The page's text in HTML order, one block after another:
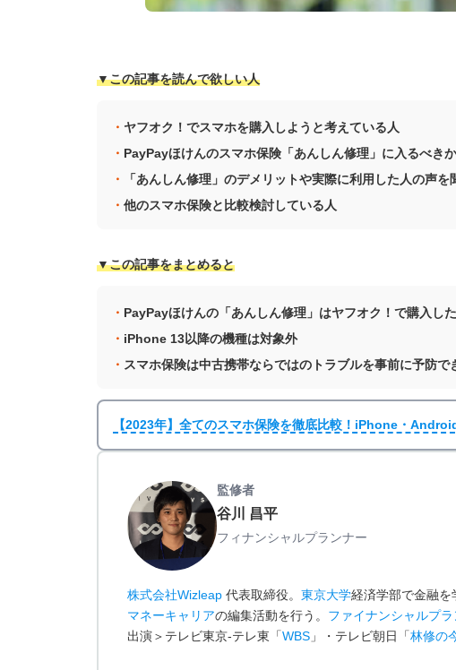
▼この記事を読んで欲しい人
ヤフオク！でスマホを購入しようと考えている人
PayPayほけんのスマホ保険「あんしん修理」に入るべき
「あんしん修理」のデメリットや実際に利用した人の声を
他のスマホ保険と比較検討している人
▼この記事をまとめると
PayPayほけんの「あんしん修理」はヤフオク！で購入し
iPhone 13以降の機種は対象外
スマホ保険は中古携帯ならではのトラブルを事前に予防で
【2023年】全てのスマホ保険を徹底比較！iPhone・
監修者
谷川 昌平
フィナンシャルプランナー
株式会社Wizleap 代表取締役。 東京大学経済学部で金融を
マネーキャリアの編集活動を行う。 ファイナンシャルプラ
出演＞テレビ東京-テレ東「WBS 」・テレビ朝日「林修の